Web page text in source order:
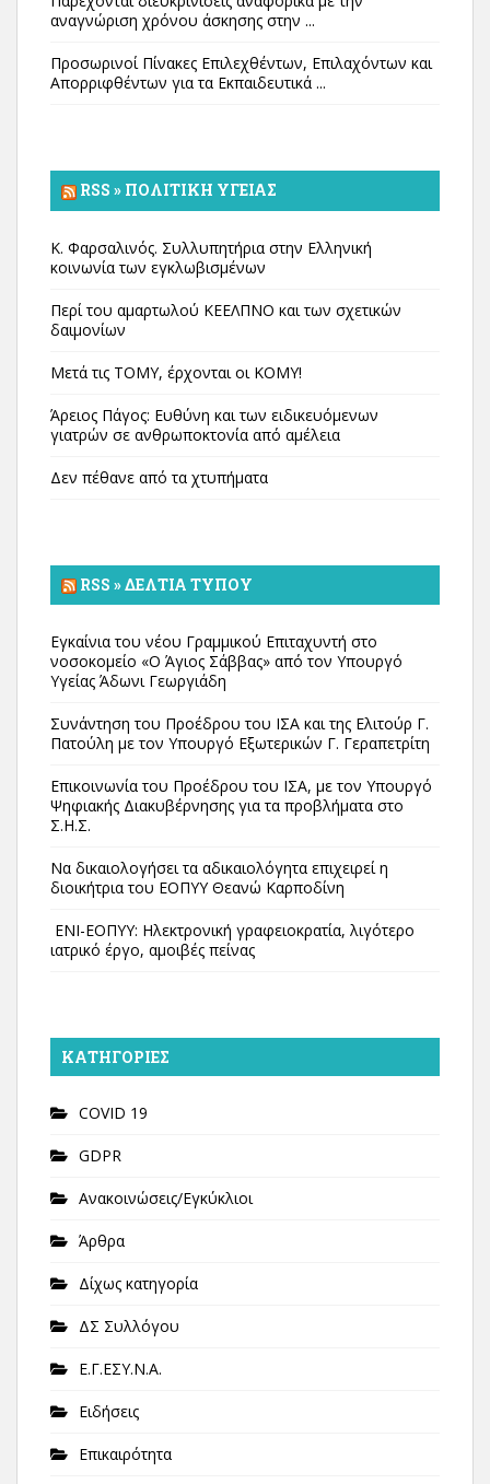
αναγνώριση χρόνου άσκησης στην ...
Προσωρινοί Πίνακες Επιλεχθέντων, Επιλαχόντων και
Απορριφθέντων για τα Εκπαιδευτικά ...
RSS » ΠΟΛΙΤΙΚΉ ΥΓΕΊΑΣ
Κ. Φαρσαλινός. Συλλυπητήρια στην Ελληνική
κοινωνία των εγκλωβισμένων
Περί του αμαρτωλού ΚΕΕΛΠΝΟ και των σχετικών
δαιμονίων
Μετά τις ΤΟΜΥ, έρχονται οι ΚΟΜΥ!
Άρειος Πάγος: Ευθύνη και των ειδικευόμενων
γιατρών σε ανθρωποκτονία από αμέλεια
Δεν πέθανε από τα χτυπήματα
RSS » ΔΕΛΤΊΑ ΤΎΠΟΥ
Εγκαίνια του νέου Γραμμικού Επιταχυντή στο
νοσοκομείο «Ο Άγιος Σάββας» από τον Υπουργό
Υγείας Άδωνι Γεωργιάδη
Συνάντηση του Προέδρου του ΙΣΑ και της Ελιτούρ Γ.
Πατούλη με τον Υπουργό Εξωτερικών Γ. Γεραπετρίτη
Επικοινωνία του Προέδρου του ΙΣΑ, με τον Υπουργό
Ψηφιακής Διακυβέρνησης για τα προβλήματα στο
Σ.Η.Σ.
Να δικαιολογήσει τα αδικαιολόγητα επιχειρεί η
διοικήτρια του ΕΟΠΥΥ Θεανώ Καρποδίνη
ΕΝΙ-ΕΟΠΥΥ: Ηλεκτρονική γραφειοκρατία, λιγότερο
ιατρικό έργο, αμοιβές πείνας
KΑΤΗΓΟΡΊΕΣ
COVID 19
GDPR
Ανακοινώσεις/Εγκύκλιοι
Άρθρα
Δίχως κατηγορία
ΔΣ Συλλόγου
Ε.Γ.ΕΣΥ.Ν.Α.
Ειδήσεις
Επικαιρότητα